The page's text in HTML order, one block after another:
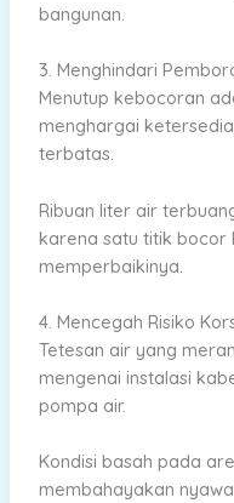
bangunan.
3. Menghindari
Menutup kebocoran
menghargai
terbatas.
Ribuan liter air
karena satu titik bocor
memperbaikinya.
4. Mencegah Risiko
Tetesan air yang
mengenai instalasi
pompa air.
Kondisi basah pada
membahayakan